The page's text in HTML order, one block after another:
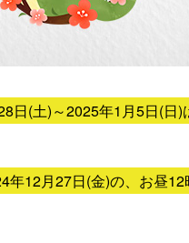
日(土)～2025年1月5日(日
年12月27日(金)の、お昼12